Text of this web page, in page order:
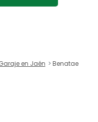
en Jaén Benatae